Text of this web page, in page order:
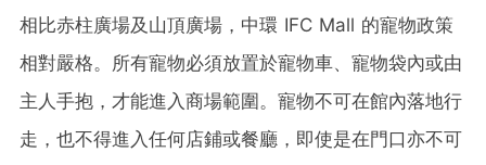
相比赤柱廣場及山頂廣場，中環 IFC Mall 的寵物政策
相對嚴格。所有寵物必須放置於寵物車、寵物袋內或由
主人手抱，才能進入商場範圍。寵物不可在館內落地行
走，也不得進入任何店鋪或餐廳，即使是在門口亦不可